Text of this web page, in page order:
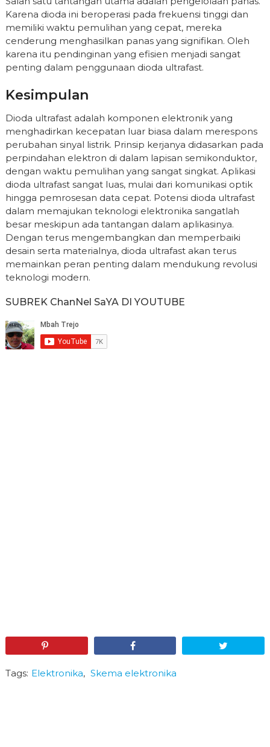
Karena dioda ini beroperasi pada frekuensi tinggi dan
memiliki waktu pemulihan yang cepat, mereka
cenderung menghasilkan panas yang signifikan. Oleh
karena itu pendinginan yang efisien menjadi sangat
penting dalam penggunaan dioda ultrafast.
Kesimpulan
Dioda ultrafast adalah komponen elektronik yang
menghadirkan kecepatan luar biasa dalam merespons
perubahan sinyal listrik. Prinsip kerjanya didasarkan pada
perpindahan elektron di dalam lapisan semikonduktor,
dengan waktu pemulihan yang sangat singkat. Aplikasi
dioda ultrafast sangat luas, mulai dari komunikasi optik
hingga pemrosesan data cepat. Potensi dioda ultrafast
dalam memajukan teknologi elektronika sangatlah
besar meskipun ada tantangan dalam aplikasinya.
Dengan terus mengembangkan dan memperbaiki
desain serta materialnya, dioda ultrafast akan terus
memainkan peran penting dalam mendukung revolusi
teknologi modern.
SUBREK ChanNel SaYA DI YOUTUBE
Tags: Elektronika, Skema elektronika